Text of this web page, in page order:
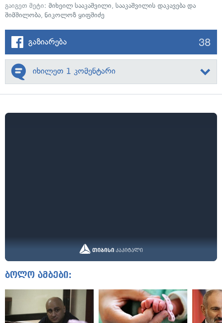
გაიგეთ მეტი: მიხეილ სააკაშვილი, სააკაშვილის დაკავება და
შიმშილობა, ნიკოლოზ ყიფშიძე
გაზიარება 38
იხილეთ 1 კომენტარი
ბოლო ამბები: